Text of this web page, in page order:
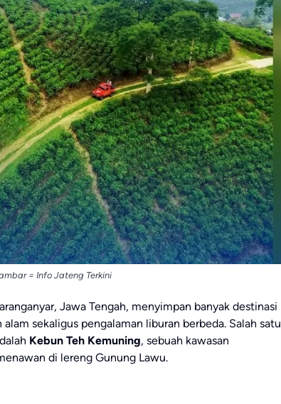
= Info Jateng Terkini
Jawa Tengah, menyimpan banyak destinasi
sekaligus pengalaman liburan berbeda. Salah satu
Kebun Teh Kemuning, sebuah kawasan
di lereng Gunung Lawu.